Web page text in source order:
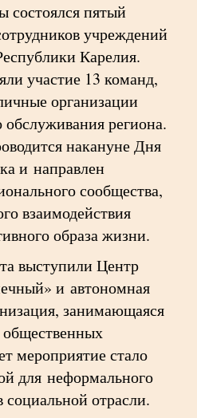
пятый
учреждений
Карелия.
участие 13 команд,
организации
региона.
накануне Дня
и направлен
сообщества,
взаимодействия
образа жизни.
выступили Центр
и автономная
занимающаяся
мероприятие стало
для неформального
отрасли.